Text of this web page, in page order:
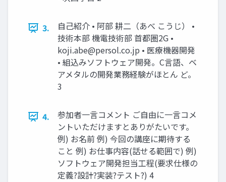
3.
自己紹介 • 阿部 耕二（あべ こうじ） •
技術本部 機電技術部 首都圏2G •
koji.abe@persol.co.jp • 医療機器開発
• 組込みソフトウェア開発。C言語、ベ
アメタルの開発業務経験がほとん ど。
3
4.
参加者一言コメント ご自由に一言コメ
ントいただけますとありがたいです。
例) お名前 例) 今回の講座に期待する
こと 例) お仕事内容(話せる範囲で) 例)
ソフトウェア開発担当工程(要求仕様の
定義?設計?実装?テスト?) 4